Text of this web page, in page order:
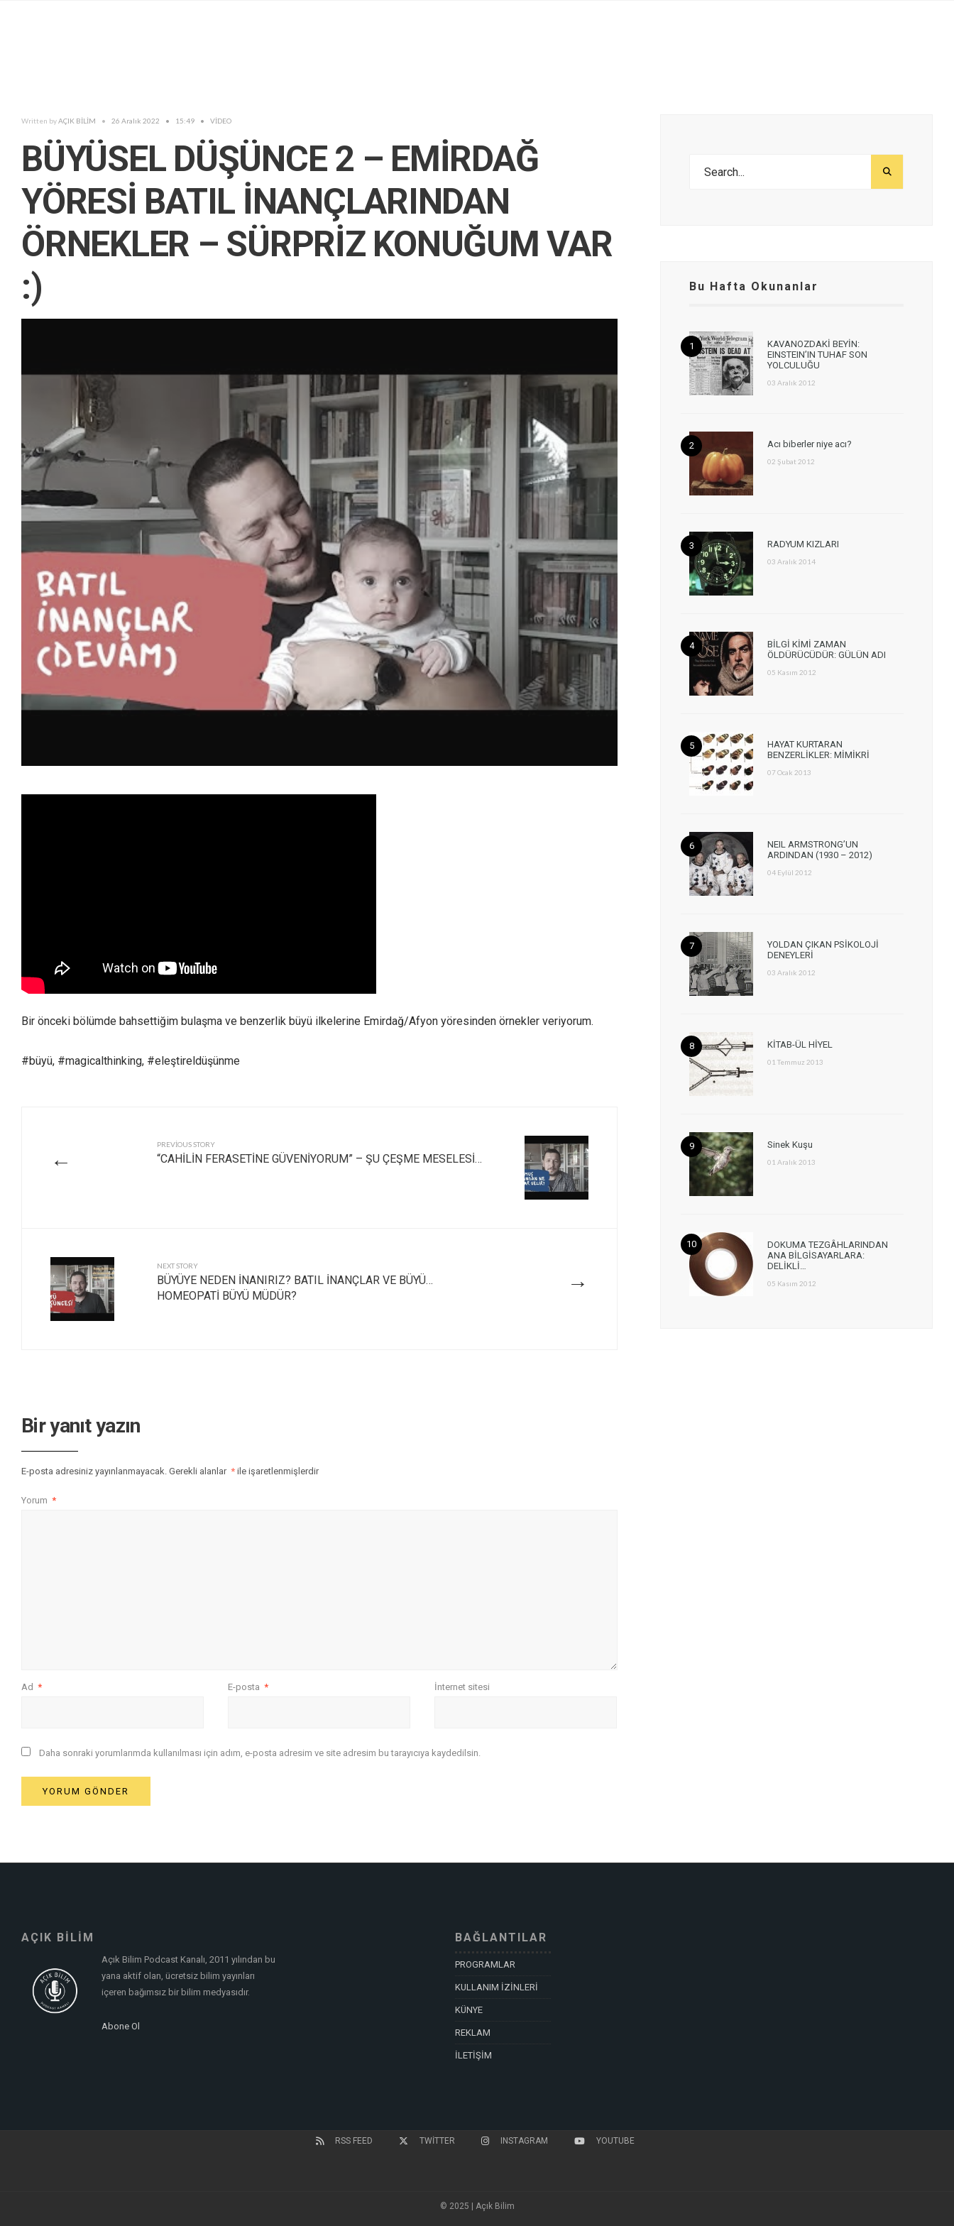
Written byAÇIK BİLİM • 26 Aralık 2022 • 15:49 • VİDEO
BÜYÜSEL DÜŞÜNCE 2 – EMİRDAĞ
YÖRESİ BATIL İNANÇLARINDAN
ÖRNEKLER – SÜRPRİZ KONUĞUM VAR
:)
Bir önceki bölümde bahsettiğim bulaşma ve benzerlik büyü ilkelerine Emirdağ/Afyon yöresinden örnekler veriyorum.
#büyü, #magicalthinking, #eleştireldüşünme
←
PREVIOUS STORY
“CAHİLİN FERASETİNE GÜVENİYORUM” – ŞU ÇEŞME MESELESİ…
→
NEXT STORY
BÜYÜYE NEDEN İNANIRIZ? BATIL İNANÇLAR VE BÜYÜ…
HOMEOPATİ BÜYÜ MÜDÜR?
Bir yanıt yazın
E-posta adresiniz yayınlanmayacak. Gerekli alanlar * ile işaretlenmişlerdir
Yorum *
Ad * E-posta * İnternet sitesi
Daha sonraki yorumlarımda kullanılması için adım, e-posta adresim ve site adresim bu tarayıcıya kaydedilsin.
Bu Hafta Okunanlar
KAVANOZDAKİ BEYİN:
EINSTEIN’IN TUHAF SON
YOLCULUĞU
03 Aralık 2012
Acı biberler niye acı?
02 Şubat 2012
RADYUM KIZLARI
03 Aralık 2014
BİLGİ KİMİ ZAMAN
ÖLDÜRÜCÜDÜR: GÜLÜN ADI
05 Kasım 2012
HAYAT KURTARAN
BENZERLİKLER: MİMİKRİ
07 Ocak 2013
NEIL ARMSTRONG’UN
ARDINDAN (1930 – 2012)
04 Eylül 2012
YOLDAN ÇIKAN PSİKOLOJİ
DENEYLERİ
03 Aralık 2012
KİTAB-ÜL HİYEL
01 Temmuz 2013
Sinek Kuşu
01 Aralık 2013
DOKUMA TEZGÂHLARINDAN
ANA BİLGİSAYARLARA:
DELİKLİ…
05 Kasım 2012
AÇIK BİLİM
Açık Bilim Podcast Kanalı, 2011 yılından bu
yana aktif olan, ücretsiz bilim yayınları
içeren bağımsız bir bilim medyasıdır.
Abone Ol
BAĞLANTILAR
PROGRAMLAR
KULLANIM İZİNLERİ
KÜNYE
REKLAM
İLETİŞİM
RSS FEED TWITTER INSTAGRAM YOUTUBE
© 2025 | Açık Bilim